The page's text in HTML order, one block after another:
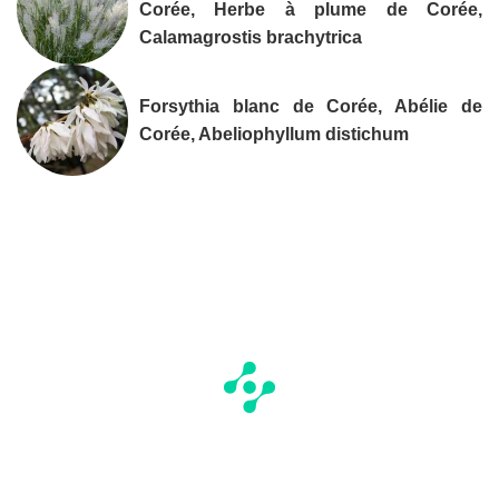
Corée, Herbe à plume de Corée,
Calamagrostis brachytrica
Forsythia blanc de Corée, Abélie de
Corée, Abeliophyllum distichum